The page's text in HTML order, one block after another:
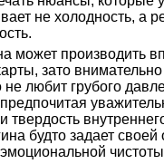
не холодность, а
может производить
зато
любит грубого
твердость
будто задает своей